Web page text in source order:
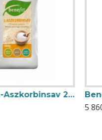
Benefitt L-Aszkorbinsav 250g
5